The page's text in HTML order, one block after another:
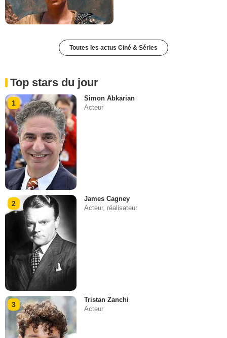
Toutes les actus Ciné & Séries
Top stars du jour
1
Simon Abkarian
Acteur
2
James Cagney
Acteur, réalisateur
3
Tristan Zanchi
Acteur